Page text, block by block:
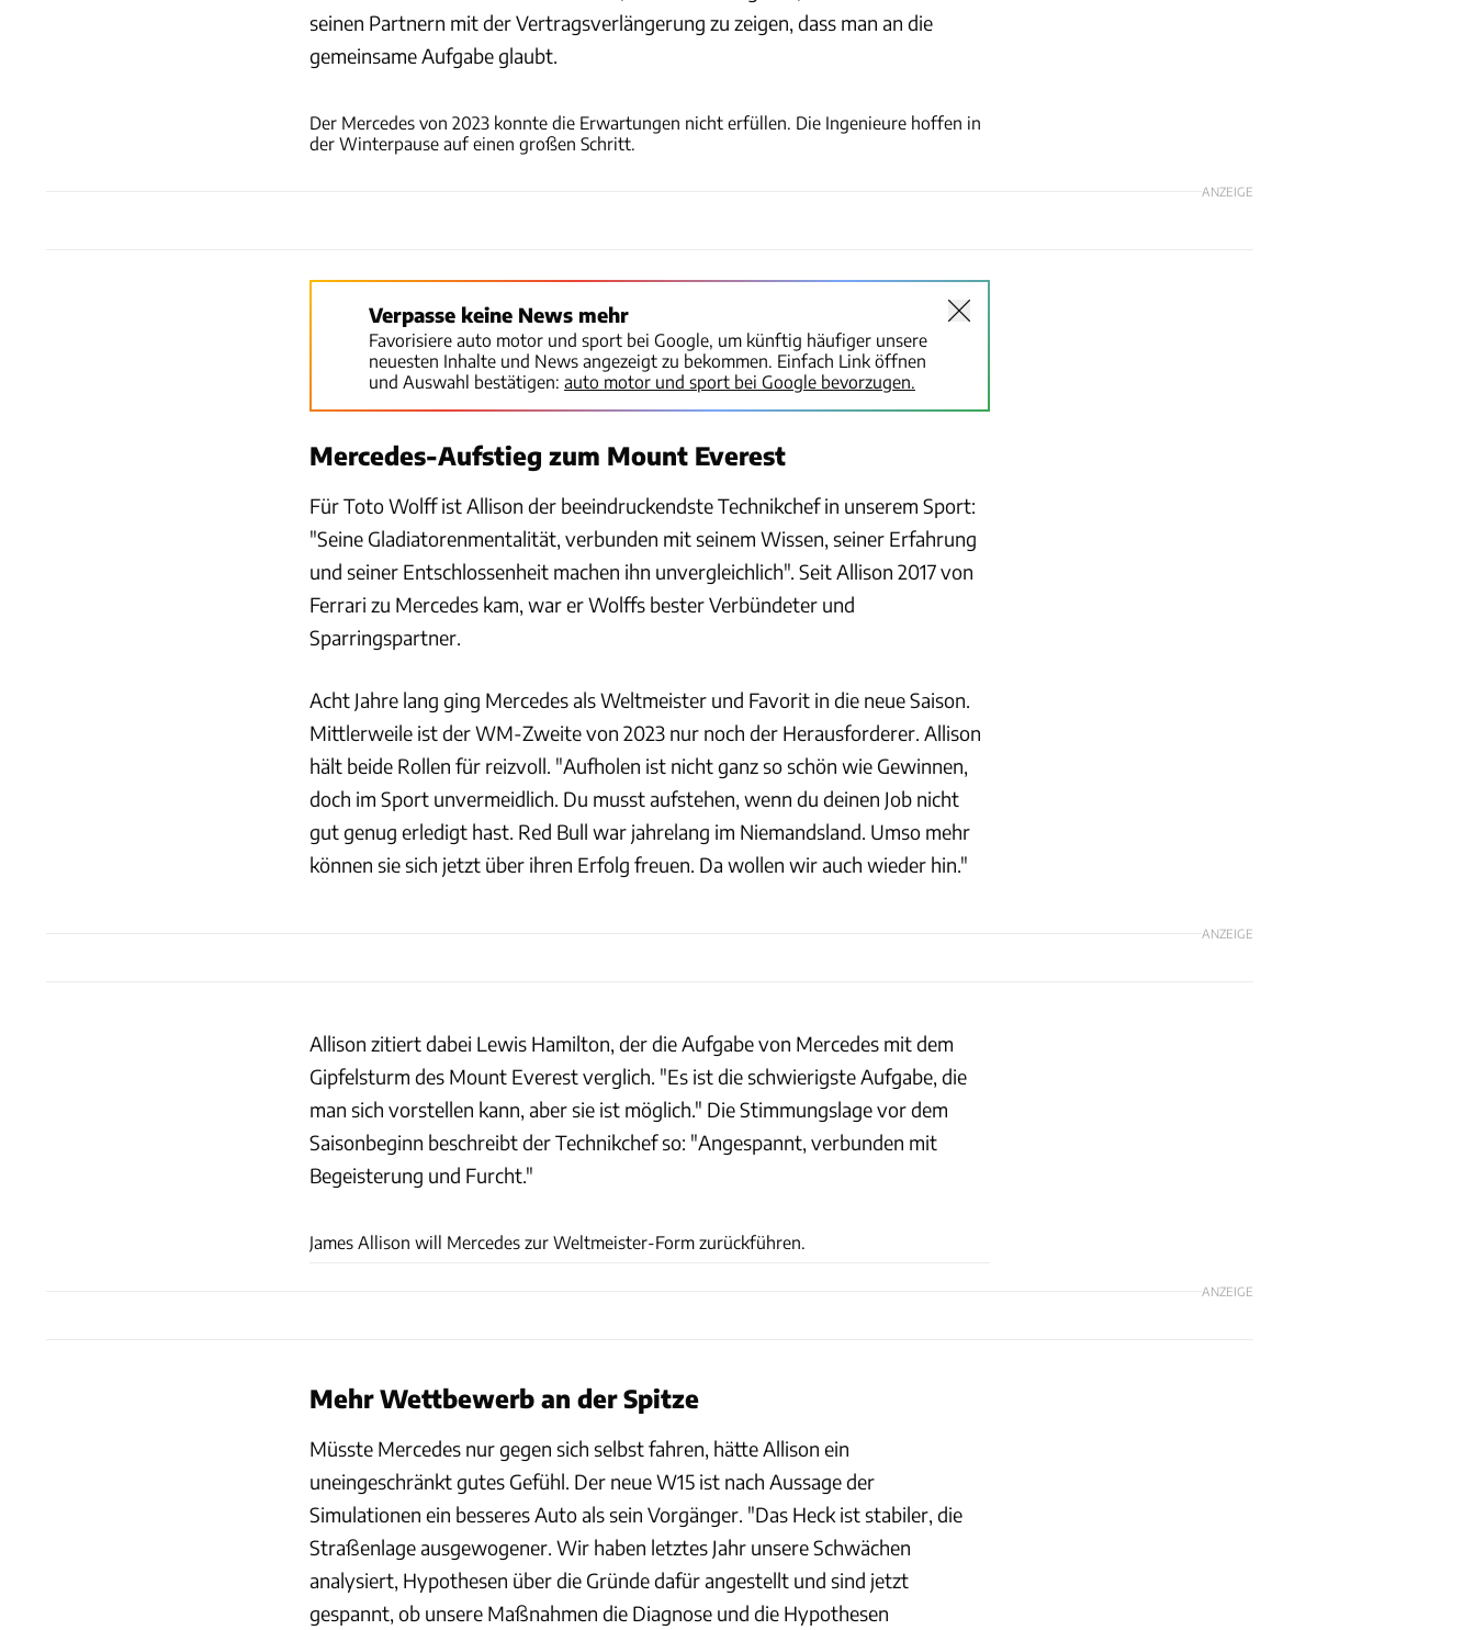
seinen Partnern mit der Vertragsverlängerung zu zeigen, dass man an die
gemeinsame Aufgabe glaubt.
Der Mercedes von 2023 konnte die Erwartungen nicht erfüllen. Die Ingenieure hoffen in
der Winterpause auf einen großen Schritt.
ANZEIGE
Verpasse keine News mehr
Favorisiere auto motor und sport bei Google, um künftig häufiger unsere
neuesten Inhalte und News angezeigt zu bekommen. Einfach Link öffnen
und Auswahl bestätigen: auto motor und sport bei Google bevorzugen.
Mercedes-Aufstieg zum Mount Everest
Für Toto Wolff ist Allison der beeindruckendste Technikchef in unserem Sport:
"Seine Gladiatorenmentalität, verbunden mit seinem Wissen, seiner Erfahrung
und seiner Entschlossenheit machen ihn unvergleichlich". Seit Allison 2017 von
Ferrari zu Mercedes kam, war er Wolffs bester Verbündeter und
Sparringspartner.
Acht Jahre lang ging Mercedes als Weltmeister und Favorit in die neue Saison.
Mittlerweile ist der WM-Zweite von 2023 nur noch der Herausforderer. Allison
hält beide Rollen für reizvoll. "Aufholen ist nicht ganz so schön wie Gewinnen,
doch im Sport unvermeidlich. Du musst aufstehen, wenn du deinen Job nicht
gut genug erledigt hast. Red Bull war jahrelang im Niemandsland. Umso mehr
können sie sich jetzt über ihren Erfolg freuen. Da wollen wir auch wieder hin."
ANZEIGE
Allison zitiert dabei Lewis Hamilton, der die Aufgabe von Mercedes mit dem
Gipfelsturm des Mount Everest verglich. "Es ist die schwierigste Aufgabe, die
man sich vorstellen kann, aber sie ist möglich." Die Stimmungslage vor dem
Saisonbeginn beschreibt der Technikchef so: "Angespannt, verbunden mit
Begeisterung und Furcht."
James Allison will Mercedes zur Weltmeister-Form zurückführen.
ANZEIGE
Mehr Wettbewerb an der Spitze
Müsste Mercedes nur gegen sich selbst fahren, hätte Allison ein
uneingeschränkt gutes Gefühl. Der neue W15 ist nach Aussage der
Simulationen ein besseres Auto als sein Vorgänger. "Das Heck ist stabiler, die
Straßenlage ausgewogener. Wir haben letztes Jahr unsere Schwächen
analysiert, Hypothesen über die Gründe dafür angestellt und sind jetzt
gespannt, ob unsere Maßnahmen die Diagnose und die Hypothesen